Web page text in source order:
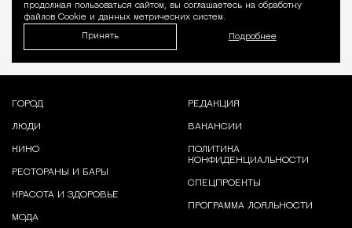
продолжая пользоваться сайтом, вы соглашаетесь на обработку
файлов Cookie и данных метрических систем.
Принять Подробнее
ГОРОД
ЛЮДИ
КИНО
РЕСТОРАНЫ И БАРЫ
КРАСОТА И ЗДОРОВЬЕ
МОДА
РЕДАКЦИЯ
ВАКАНСИИ
ПОЛИТИКА
КОНФИДЕНЦИАЛЬНОСТИ
СПЕЦПРОЕКТЫ
ПРОГРАММА ЛОЯЛЬНОСТИ